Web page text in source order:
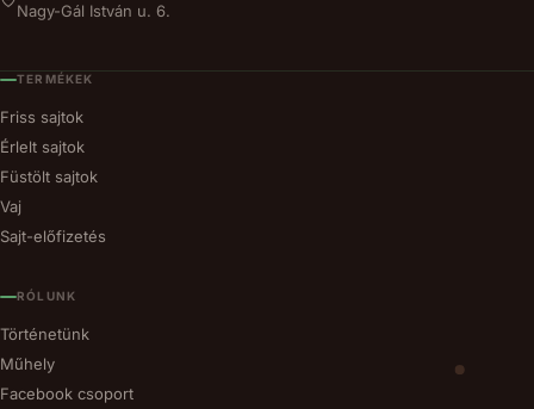
Nagy-Gál István u. 6.
TERMÉKEK
Friss sajtok
Érlelt sajtok
Füstölt sajtok
Vaj
Sajt-előfizetés
RÓLUNK
Történetünk
Műhely
Facebook csoport